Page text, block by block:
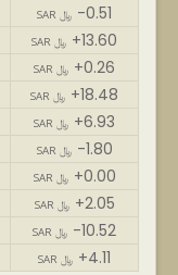
SAR ﷼ -0.51
SAR ﷼ +13.60
SAR ﷼ +0.26
SAR ﷼ +18.48
SAR ﷼ +6.93
SAR ﷼ -1.80
SAR ﷼ +0.00
SAR ﷼ +2.05
SAR ﷼ -10.52
SAR ﷼ +4.11